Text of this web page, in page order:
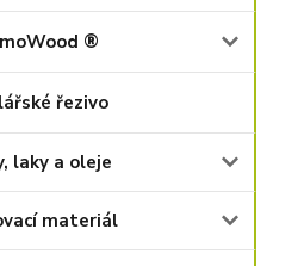
®
řezivo
laky a oleje
materiál